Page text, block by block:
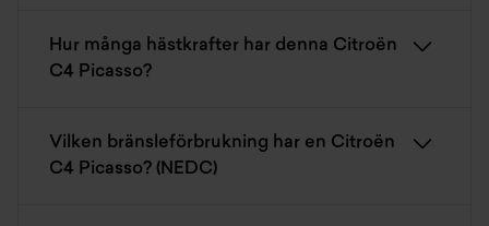
Hur många hästkrafter har denna Citroën
C4 Picasso?
Vilken bränsleförbrukning har en Citroën
C4 Picasso? (NEDC)